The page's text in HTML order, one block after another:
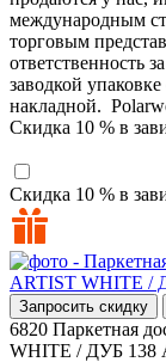
международным
торговым
ответственность
заводкой
накладной.
Скидка 10 % в
Скидка 10 % в
Запросить скидку
6820 Паркетная
WHITE / ДУБ